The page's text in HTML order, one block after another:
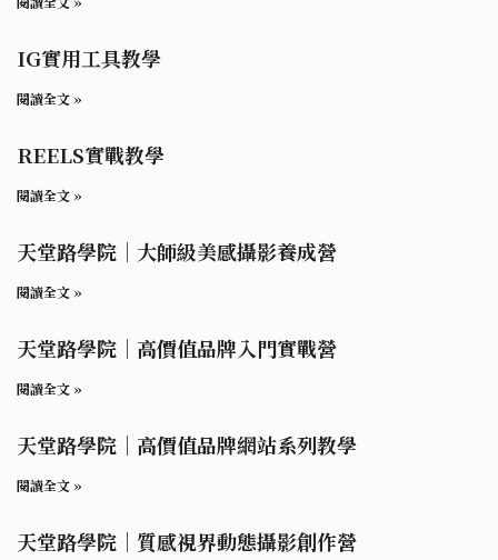
IG實用工具教學
閱讀全文 »
REELS實戰教學
閱讀全文 »
天堂路學院｜大師級美感攝影養成營
閱讀全文 »
天堂路學院｜高價值品牌入門實戰營
閱讀全文 »
天堂路學院｜高價值品牌網站系列教學
閱讀全文 »
天堂路學院｜質感視界動態攝影創作營